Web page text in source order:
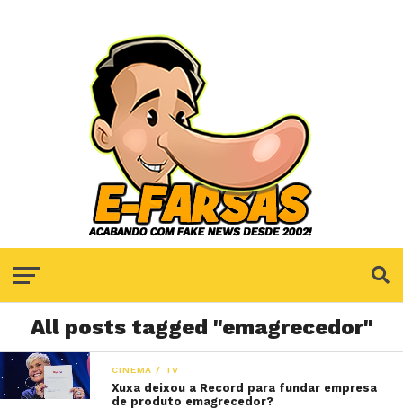
All posts tagged "emagrecedor"
CINEMA / TV
Xuxa deixou a Record para fundar empresa
de produto emagrecedor?